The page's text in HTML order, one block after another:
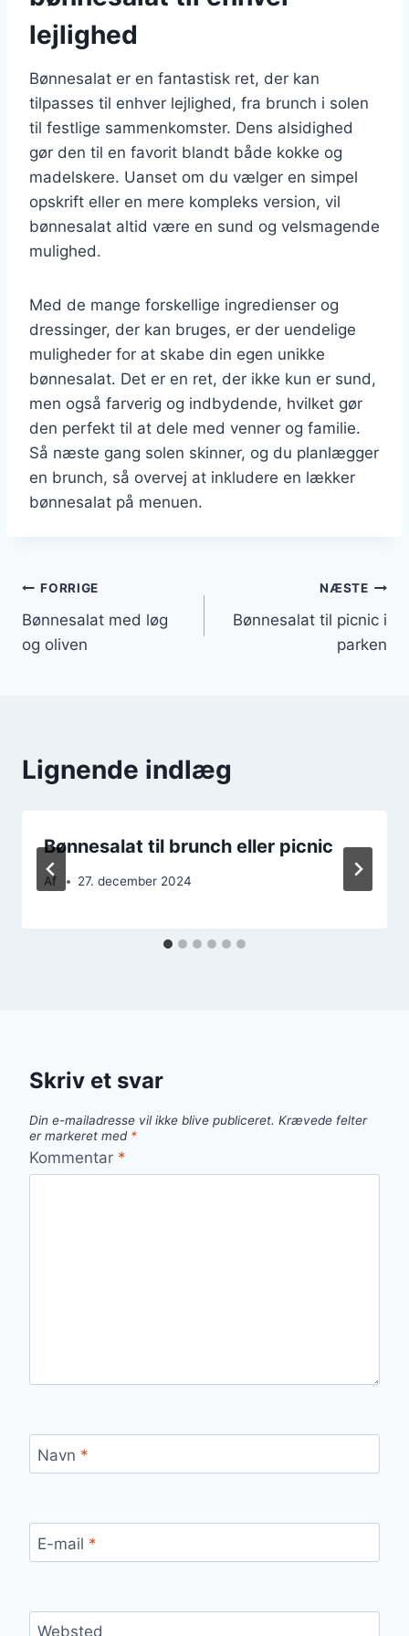
lejlighed
Bønnesalat er en fantastisk ret, der kan
tilpasses til enhver lejlighed, fra brunch i solen
til festlige sammenkomster. Dens alsidighed
gør den til en favorit blandt både kokke og
madelskere. Uanset om du vælger en simpel
opskrift eller en mere kompleks version, vil
bønnesalat altid være en sund og velsmagende
mulighed.
Med de mange forskellige ingredienser og
dressinger, der kan bruges, er der uendelige
muligheder for at skabe din egen unikke
bønnesalat. Det er en ret, der ikke kun er sund,
men også farverig og indbydende, hvilket gør
den perfekt til at dele med venner og familie.
Så næste gang solen skinner, og du planlægger
en brunch, så overvej at inkludere en lækker
bønnesalat på menuen.
Indlægsnavigation
FORRIGE
Bønnesalat med løg
og oliven
NÆSTE
Bønnesalat til picnic i
parken
Lignende indlæg
Bønnesalat til brunch eller picnic
Af 27. december 2024
Skriv et svar
Din e-mailadresse vil ikke blive publiceret. Krævede felter
er markeret med *
Kommentar *
Navn *
E-mail *
Websted